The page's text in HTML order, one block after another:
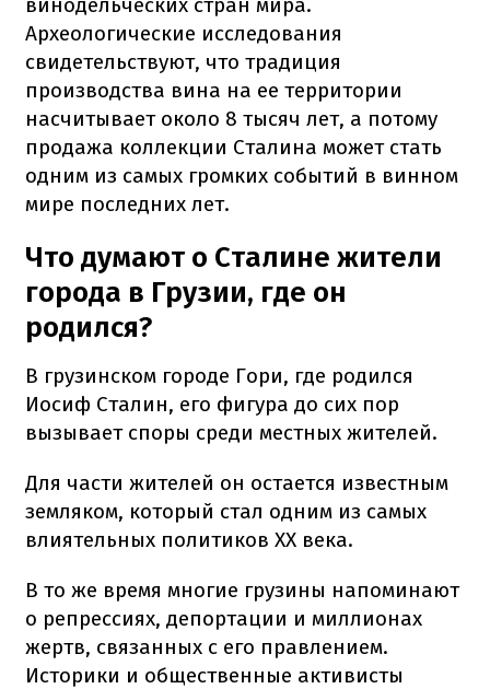
Археологические исследования
свидетельствуют, что традиция
производства вина на ее территории
насчитывает около 8 тысяч лет, а потому
продажа коллекции Сталина может стать
одним из самых громких событий в винном
мире последних лет.
Что думают о Сталине жители
города в Грузии, где он
родился?
В грузинском городе Гори, где родился
Иосиф Сталин, его фигура до сих пор
вызывает споры среди местных жителей.
Для части жителей он остается известным
земляком, который стал одним из самых
влиятельных политиков ХХ века.
В то же время многие грузины напоминают
о репрессиях, депортации и миллионах
жертв, связанных с его правлением.
Историки и общественные активисты